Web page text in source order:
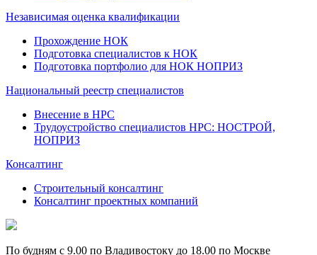
Независимая оценка квалификации
Прохождение НОК
Подготовка специалистов к НОК
Подготовка портфолио для НОК НОПРИЗ
Национальный реестр специалистов
Внесение в НРС
Трудоустройство специалистов НРС: НОСТРОЙ,
НОПРИЗ
Консалтинг
Строительный консалтинг
Консалтинг проектных компаний
По будням с 9.00 по Владивостоку до 18.00 по Москве